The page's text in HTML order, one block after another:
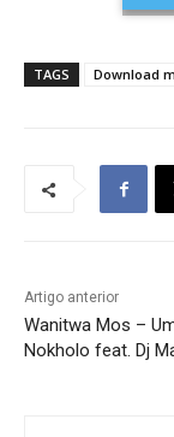
TAGS Download
Artigo anterior
Wanitwa Mos –
Nokholo feat. Dj